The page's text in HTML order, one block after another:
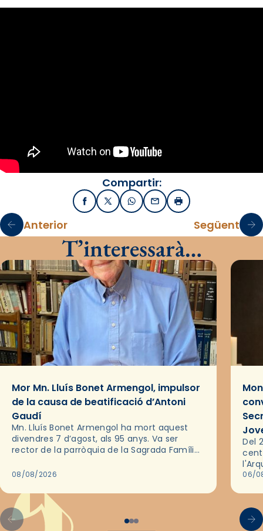
Compartir:
FacebookX / TwitterWhatsApp
EmailImprimir
Anterior Següent
T’interessarà…
Mor Mn. Lluís Bonet Armengol, impulsor
de la causa de beatificació d’Antoni
Gaudí
Mn. Lluís Bonet Armengol ha mort aquest
divendres 7 d’agost, als 95 anys. Va ser
rector de la parròquia de la Sagrada Família
2018,…
08/08/2026
Del
les
06/